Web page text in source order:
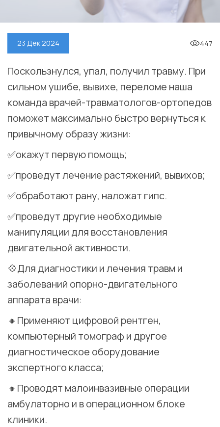
23 Дек 2024 447
Поскользнулся, упал, получил травму. При
сильном ушибе, вывихе, переломе наша
команда врачей-травматологов-ортопедов
поможет максимально быстро вернуться к
привычному образу жизни:
✅окажут первую помощь;
✅проведут лечение растяжений, вывихов;
✅обработают рану, наложат гипс.
✅проведут другие необходимые
манипуляции для восстановления
двигательной активности. ⠀
💠Для диагностики и лечения травм и
заболеваний опорно-двигательного
аппарата врачи:
🔸Применяют цифровой рентген,
компьютерный томограф и другое
диагностическое оборудование
экспертного класса;
🔸Проводят малоинвазивные операции
амбулаторно и в операционном блоке
клиники. ⠀